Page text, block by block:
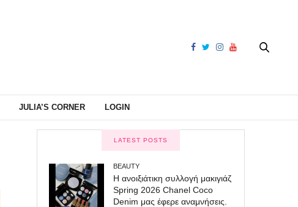
JULIA’S CORNER LOGIN
LATEST POSTS
BEAUTY
Η ανοιξιάτικη συλλογή μακιγιάζ
Spring 2026 Chanel Coco
Denim μας έφερε αναμνήσεις.